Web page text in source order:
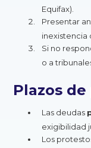
Equifax).
Presentar
inexistencia
Si no
o a
Plazos
Las deudas
exigibilidad
Los